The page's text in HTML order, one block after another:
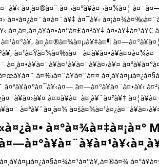
à¤¸à¤®à¤¯ à¤¬à¤°à¥à¤¬à¤¾à¤¦
à¤•à¤¿à¤¨à¤­à¤¨à¥‡ à¤¯à¥‹
à¤¸à¤‚à¤¸à¥à¤•à¤°à¤£à¤²à¥‡
à¤¸à¤®à¤¾à¤µà¥‡à¤¶
à¤¹à¤Ÿà¤¾à¤‰à¤¨
à¤‰à¤¨à¥à¤¨à¤¤
à¤ªà¥à¤°à¤¯à¥‹à¤— à¤—à¤°à¥à¤¨à¤•à¥‹
à¤¤à¥à¤¯à¤¸à¥ˆà¤²à¥‡
à¤ªà¥ˆà¤¸à¤¾
à¤°à¤¾à¤‡à¤¡à¤°